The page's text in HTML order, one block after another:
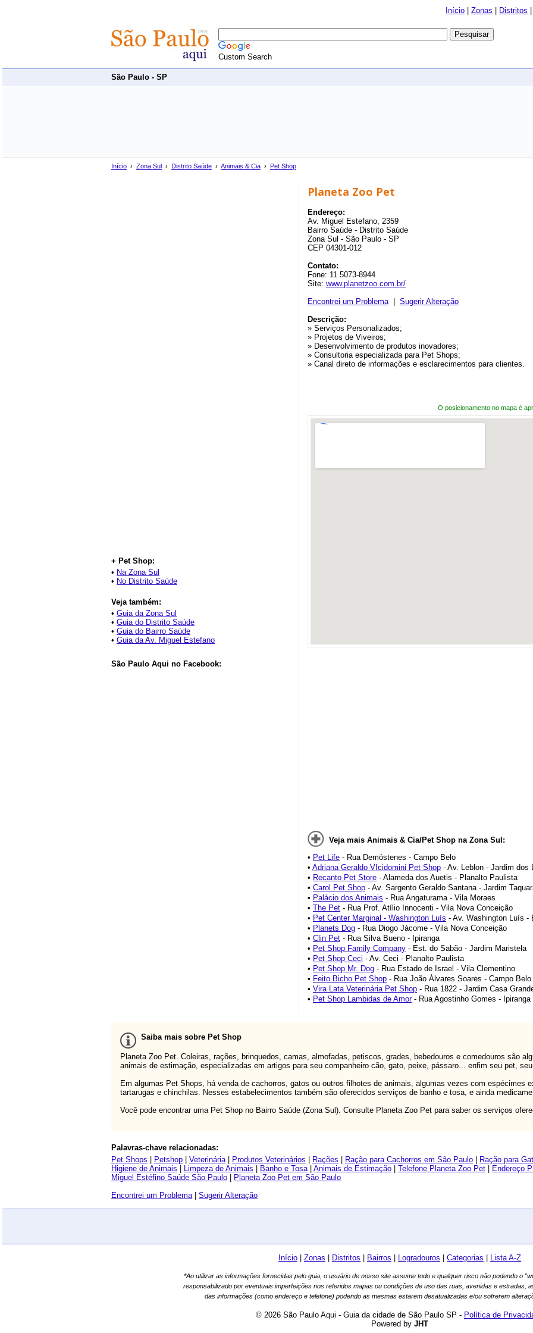
Início Zonas Distritos
Custom Search
São Paulo - SP
Início › Zona Sul › Distrito Saúde › Animais & Cia › Pet Shop
+ Pet Shop:
• Na Zona Sul
• No Distrito Saúde
Veja também:
• Guia da Zona Sul
• Guia do Distrito Saúde
• Guia do Bairro Saúde
• Guia da Av. Miguel Estefano
São Paulo Aqui no Facebook:
Planeta Zoo Pet
Endereço:
Av. Miguel Estefano, 2359
Bairro Saúde - Distrito Saúde
Zona Sul - São Paulo - SP
CEP 04301-012
Contato:
Fone: 11 5073-8944
Site: www.planetzoo.com.br/
Encontrei um Problema| Sugerir Alteração
Descrição:
» Serviços Personalizados;
» Projetos de Viveiros;
» Desenvolvimento de produtos inovadores;
» Consultoria especializada para Pet Shops;
» Canal direto de informações e esclarecimentos para clientes.
O posicionamento no mapa é
Veja mais Animais & Cia/Pet Shop na Zona Sul:
• Pet Life - Rua Demóstenes - Campo Belo
• Adriana Geraldo VIcidomini Pet Shop - Av. Leblon - Jardim dos
• Recanto Pet Store - Alameda dos Auetis - Planalto Paulista
• Carol Pet Shop - Av. Sargento Geraldo Santana - Jardim
• Palácio dos Animais - Rua Angaturama - Vila Moraes
• The Pet - Rua Prof. Atílio Innocenti - Vila Nova Conceição
• Pet Center Marginal - Washington Luís - Av. Washington Luís -
• Planets Dog - Rua Diogo Jácome - Vila Nova Conceição
• Clin Pet - Rua Silva Bueno - Ipiranga
• Pet Shop Family Company - Est. do Sabão - Jardim Maristela
• Pet Shop Ceci - Av. Ceci - Planalto Paulista
• Pet Shop Mr. Dog - Rua Estado de Israel - Vila Clementino
• Feito Bicho Pet Shop - Rua João Álvares Soares - Campo Belo
• Vira Lata Veterinária Pet Shop - Rua 1822 - Jardim Casa
• Pet Shop Lambidas de Amor- Rua Agostinho Gomes - Ipiranga
Saiba mais sobre Pet Shop
Planeta Zoo Pet. Coleiras, rações, brinquedos, camas, almofadas, petiscos, grades, bebedouros e comedouros são
animais de estimação, especializadas em artigos para seu companheiro cão, gato, peixe, pássaro... enfim seu pet,
Em algumas Pet Shops, há venda de cachorros, gatos ou outros filhotes de animais, algumas vezes com espécimes
tartarugas e chinchilas. Nesses estabelecimentos também são oferecidos serviços de banho e tosa, e ainda
Você pode encontrar uma Pet Shop no Bairro Saúde (Zona Sul). Consulte Planeta Zoo Pet para saber os serviços
Palavras-chave relacionadas:
Pet Shops
Petshop Veterinária| Produtos Veterinários Rações Ração para Cachorros em São Paulo Ração para
Higiene de Animais
Limpeza de Animais Banho e Tosa| Animais de Estimação Telefone Planeta Zoo Pet Endereço
Miguel Estéfino Saúde São Paulo
Planeta Zoo Pet em São Paulo
Encontrei um Problema| Sugerir Alteração
Início Zonas Distritos Bairros Logradouros Categorias Lista A-Z
*Ao utilizar as informações fornecidas pelo guia, o usuário de nosso site assume todo e qualquer risco não podendo o
responsabilizado por eventuais imperfeições nos referidos mapas ou condições de uso das ruas, avenidas e estradas,
das informações (como endereço e telefone) podendo as mesmas estarem desatualizadas e/ou sofrerem
© 2026 São Paulo Aqui - Guia da cidade de São Paulo SP - Política de
Powered by JHT